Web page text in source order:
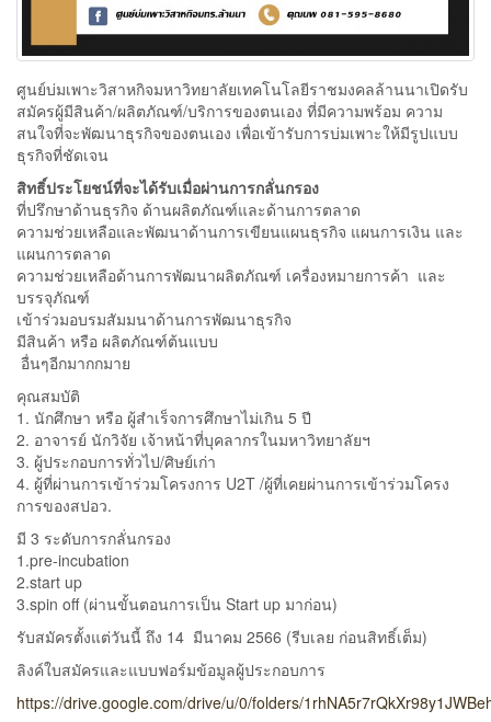
ศูนย์บ่มเพาะวิสาหกิจมหาวิทยาลัยเทคโนโลยีราชมงคลล้านนาเปิดรับ
สมัครผู้มีสินค้า/ผลิตภัณฑ์/บริการของตนเอง ที่มีความพร้อม ความ
สนใจที่จะพัฒนาธุรกิจของตนเอง เพื่อเข้ารับการบ่มเพาะให้มีรูปแบบ
ธุรกิจที่ชัดเจน
สิทธิ์ประโยชน์ที่จะได้รับเมื่อผ่านการกลั่นกรอง
ที่ปรึกษาด้านธุรกิจ ด้านผลิตภัณฑ์และด้านการตลาด
ความช่วยเหลือและพัฒนาด้านการเขียนแผนธุรกิจ แผนการเงิน และ
แผนการตลาด
ความช่วยเหลือด้านการพัฒนาผลิตภัณฑ์ เครื่องหมายการค้า และ
บรรจุภัณฑ์
เข้าร่วมอบรมสัมมนาด้านการพัฒนาธุรกิจ
มีสินค้า หรือ ผลิตภัณฑ์ต้นแบบ
อื่นๆอีกมากกมาย
คุณสมบัติ
1. นักศึกษา หรือ ผู้สำเร็จการศึกษาไม่เกิน 5 ปี
2. อาจารย์ นักวิจัย เจ้าหน้าที่บุคลากรในมหาวิทยาลัยฯ
3. ผู้ประกอบการทั่วไป/ศิษย์เก่า
4. ผู้ที่ผ่านการเข้าร่วมโครงการ U2T /ผู้ที่เคยผ่านการเข้าร่วมโครง
การของสปอว.
มี 3 ระดับการกลั่นกรอง
1.pre-incubation
2.start up
3.spin off (ผ่านขั้นตอนการเป็น Start up มาก่อน)
รับสมัครตั้งแต่วันนี้ ถึง 14 มีนาคม 2566 (รีบเลย ก่อนสิทธิ์เต็ม)
ลิงค์ใบสมัครและแบบฟอร์มข้อมูลผู้ประกอบการ
https://drive.google.com/drive/u/0/folders/